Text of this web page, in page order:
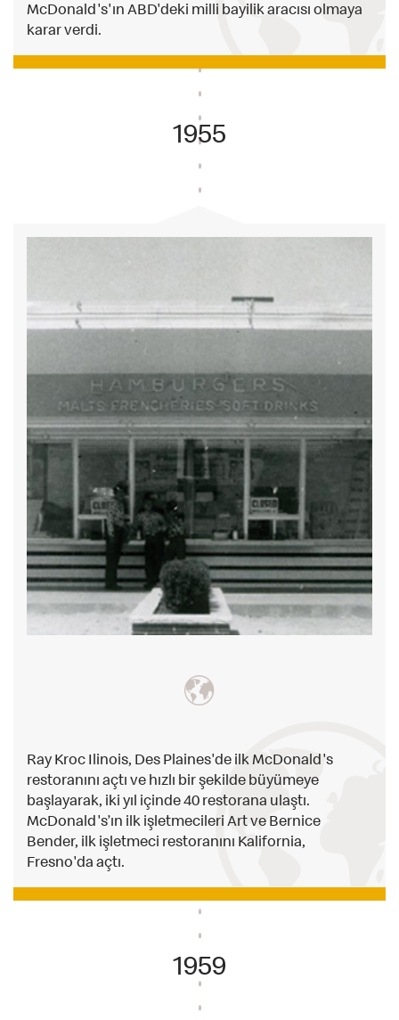
McDonald's'ın ABD'deki milli bayilik aracısı olmaya
karar verdi.
1955
Ray Kroc Ilinois, Des Plaines'de ilk McDonald's
restoranını açtı ve hızlı bir şekilde büyümeye
başlayarak, iki yıl içinde 40 restorana ulaştı.
McDonald's’ın ilk işletmecileri Art ve Bernice
Bender, ilk işletmeci restoranını Kalifornia,
Fresno'da açtı.
1959